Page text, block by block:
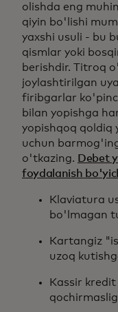
olishda eng
qiyin bo'lishi
yaxshi usuli - bu
qismlar yoki
berishdir. Titroq
joylashtirilgan
firibgarlar
bilan yopishga
yopishqoq qoldiq
uchun
o'tkazing. Debet
foydalanish
Klaviatura
bo'lmagan
Kartangiz
uzoq
Kassir